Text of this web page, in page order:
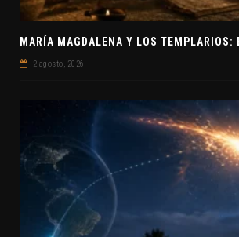
2 agosto, 2026